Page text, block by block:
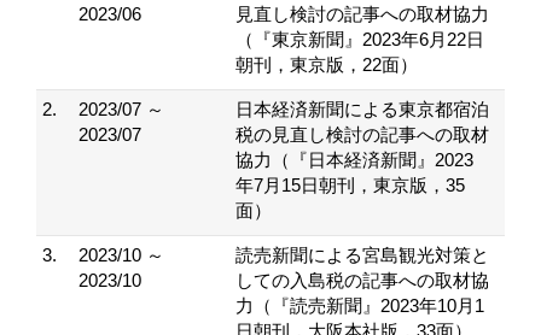
2023/06
見直し検討の記事への取材協力
（『東京新聞』2023年6月22日
朝刊，東京版，22面）
2.
2023/07 ～
2023/07
日本経済新聞による東京都宿泊
税の見直し検討の記事への取材
協力（『日本経済新聞』2023
年7月15日朝刊，東京版，35
面）
3.
2023/10 ～
2023/10
読売新聞による宮島観光対策と
しての入島税の記事への取材協
力（『読売新聞』2023年10月1
日朝刊，大阪本社版，33面）